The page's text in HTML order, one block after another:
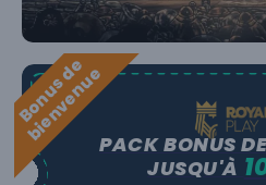
B
o
n
u
s
d
e
b
i
e
n
v
e
n
u
ePACK BONUS
JUSQU'À